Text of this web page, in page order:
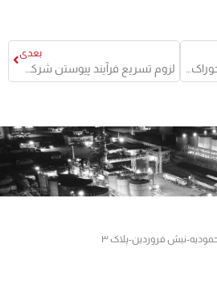
بعدی
نبش فروردین-پلاک ۳